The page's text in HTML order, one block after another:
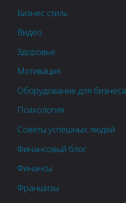
Бизнес стиль
Видео
Здоровье
Мотивация
Оборудование для бизнеса
Психология
Советы успешных людей
Финансовый блог
Финансы
Франшизы